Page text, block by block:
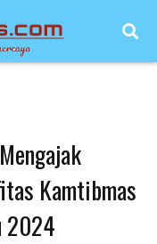
Kamtibmas
2024